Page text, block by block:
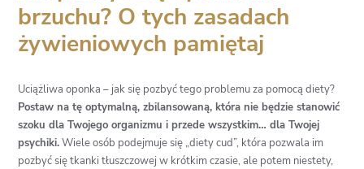
brzuchu? O tych zasadach
żywieniowych pamiętaj
Uciążliwa oponka – jak się pozbyć tego problemu za pomocą diety?
Postaw na tę optymalną, zbilansowaną, która nie będzie stanowić
szoku dla Twojego organizmu i przede wszystkim… dla Twojej
psychiki.Wiele osób podejmuje się „diety cud”, która pozwala im
pozbyć się tkanki tłuszczowej w krótkim czasie, ale potem niestety,